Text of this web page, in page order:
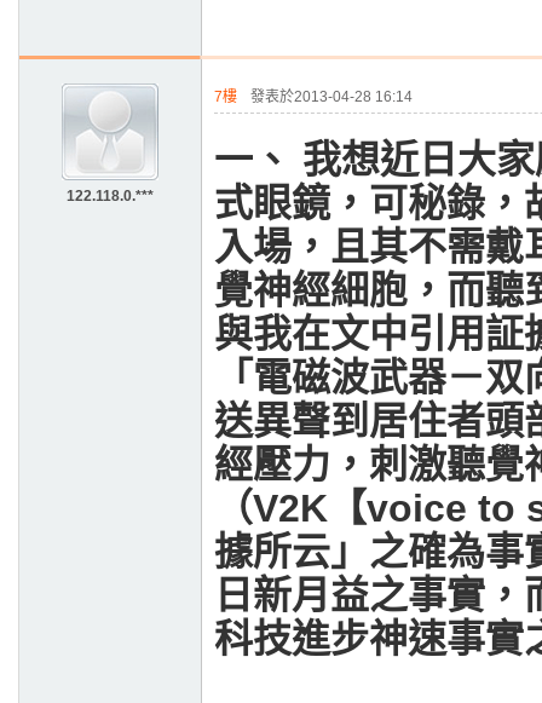
122.118.0.***
7樓 發表於2013-04-28 16:14
一、 我想近日大
式眼鏡，可秘錄，
入場，且其不需戴
覺神經細胞，而聽
與我在文中引用証
「電磁波武器－
送異聲到居住者頭
經壓力 ， 刺激聽覺
（V2K 【voice to
據所云」之確為事
日新月益之事實
科技進步神速事實